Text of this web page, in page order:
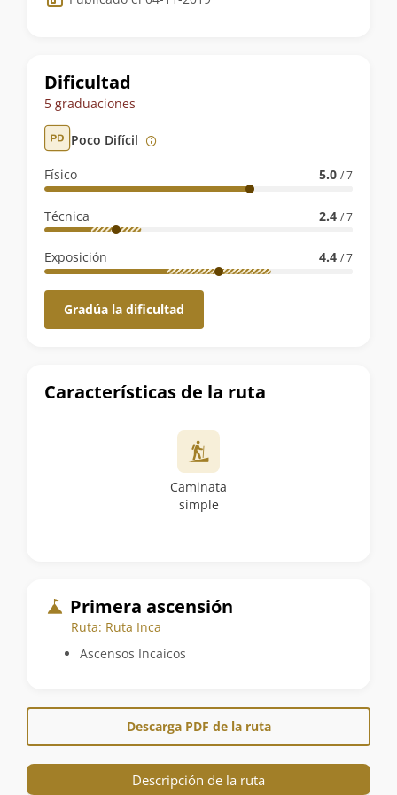
de
ruta
Dificultad
5 graduaciones
Poco Difícil
Físico 5.0 / 7
Técnica 2.4 / 7
Exposición 4.4 / 7
Gradúa la dificultad
Características de la ruta
Caminata
simple
Primera ascensión
Ruta: Ruta Inca
Ascensos Incaicos
Descarga PDF de la ruta
Descripción de la ruta